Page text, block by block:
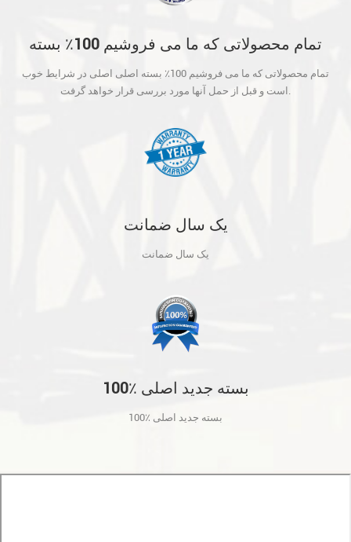
تمام محصولاتی که ما می فروشیم 100٪ بسته
آنها مورد بررسی قرار خواهد گرفت.
تمام محصولاتی که ما می فروشیم 100٪ بسته اصلی اصلی در شرایط خوب
است و قبل از حمل آنها مورد بررسی قرار خواهد گرفت.
یک سال ضمانت
یک سال ضمانت
100٪ بسته جدید اصلی
100٪ بسته جدید اصلی